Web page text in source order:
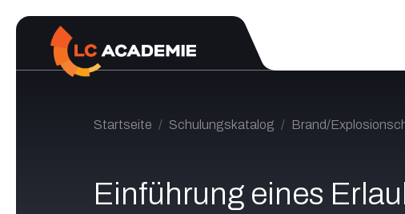
Startseite Schulungskatalog Brand/
Einführung eines